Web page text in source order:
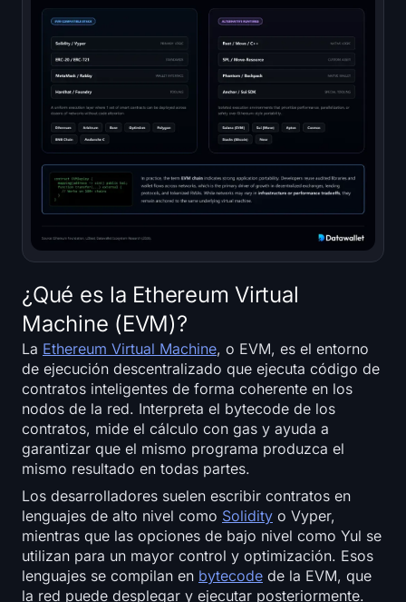
Rastreador de cartera de criptomonedas
Calculadora de staking de criptomonedas
Acerca de
Idioma
¿Qué es la Ethereum Virtual
Machine (EVM)?
La Ethereum Virtual Machine, o EVM, es el entorno
de ejecución descentralizado que ejecuta código de
contratos inteligentes de forma coherente en los
nodos de la red. Interpreta el bytecode de los
contratos, mide el cálculo con gas y ayuda a
garantizar que el mismo programa produzca el
mismo resultado en todas partes.
Los desarrolladores suelen escribir contratos en
lenguajes de alto nivel como Solidity o Vyper,
mientras que las opciones de bajo nivel como Yul se
utilizan para un mayor control y optimización. Esos
lenguajes se compilan en bytecode de la EVM, que
la red puede desplegar y ejecutar posteriormente.